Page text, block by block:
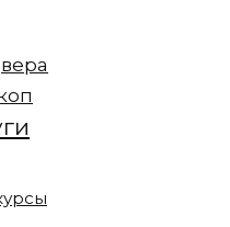
вера